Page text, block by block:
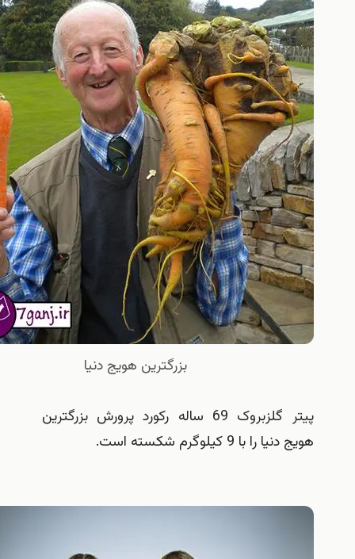
بزرگترین هویج دنیا
پیتر گلزبروک 69 ساله رکورد پرورش بزرگترین
9 کیلوگرم شکسته است.